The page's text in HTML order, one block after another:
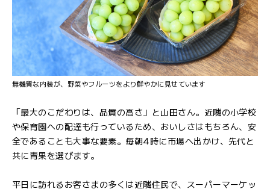
無機質な内装が、野菜やフルーツをより鮮やかに見せています
「最大のこだわりは、品質の高さ」と山田さん。近隣の小学校
や保育園への配達も行っているため、おいしさはもちろん、安
全であることも大事な要素。毎朝4時に市場へ出かけ、先代と
共に青果を選びます。
平日に訪れるお客さまの多くは近隣住民で、スーパーマーケッ